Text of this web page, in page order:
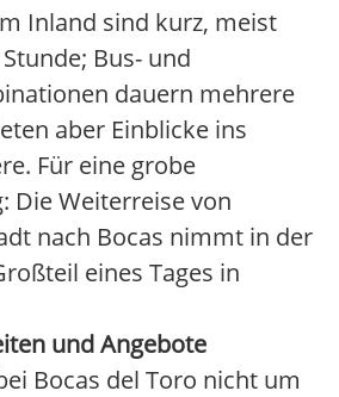
Inland sind kurz, meist
Bus- und
dauern mehrere
aber Einblicke ins
Für eine grobe
Die Weiterreise von
nach Bocas nimmt in der
eines Tages in
und Angebote
Bocas del Toro nicht um